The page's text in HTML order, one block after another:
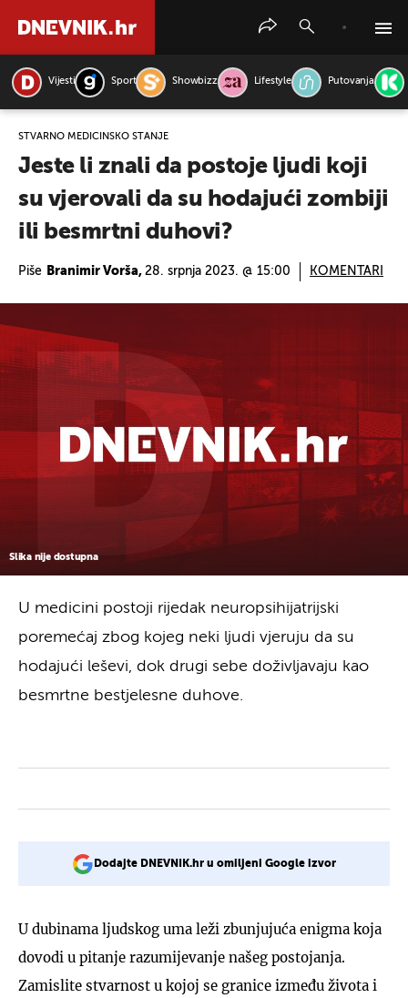
Vijesti Sport Showbizz Lifestyle Putovanja
STVARNO MEDICINSKO STANJE
Jeste li znali da postoje ljudi koji
su vjerovali da su hodajući zombiji
ili besmrtni duhovi?
Piše Branimir Vorša, 28. srpnja 2023. @ 15:00 KOMENTARI
Slika nije dostupna
U medicini postoji rijedak neuropsihijatrijski
poremećaj zbog kojeg neki ljudi vjeruju da su
hodajući leševi, dok drugi sebe doživljavaju kao
besmrtne bestjelesne duhove.
Dodajte DNEVNIK.hr u omiljeni Google izvor
U dubinama ljudskog uma leži zbunjujuća enigma koja
dovodi u pitanje razumijevanje našeg postojanja.
Zamislite stvarnost u kojoj se granice između života i
PRETRAŽITE VIJESTI